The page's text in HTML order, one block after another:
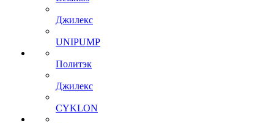
Джилекс
UNIPUMP
Политэк
Джилекс
CYKLON